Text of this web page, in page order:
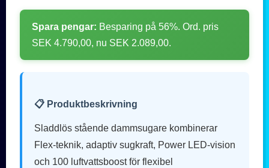
Spara pengar: Besparing på 56%. Ord. pris
SEK 4.790,00, nu SEK 2.089,00.
📋 Produktbeskrivning
Sladdlös stående dammsugare kombinerar
Flex-teknik, adaptiv sugkraft, Power LED-vision
och 100 luftvattsboost för flexibel